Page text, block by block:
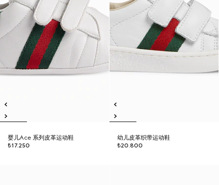
婴儿Ace 系列皮革运动鞋
₺17.250
幼儿皮革织带运动鞋
₺20.800